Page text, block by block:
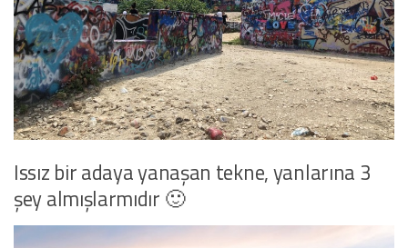
Issız bir adaya yanaşan tekne, yanlarına 3
şey almışlarmıdır 🙂